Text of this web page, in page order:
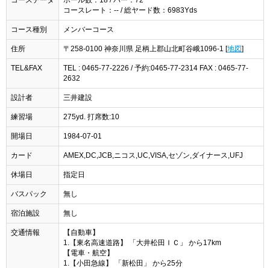
コースレート：-- / 総ヤード数：6983Yds
コース種別 メンバーコース
住所 〒258-0100 神奈川県 足柄上郡山北町谷峨1096-1 [ 地図
TEL&FAX
TEL : 0465-77-2226 / 予約:0465-77-2314 FAX : 0465-77-
2632
設計者 三井建設
練習場 275yd. 打席数:10
開場日 1984-07-01
カード AMEX,DC,JCB,ニコス,UC,VISA,セゾン,ダイナース,UFJ
休場日 指定日
バスパック 無し
宿泊施設 無し
交通情報
【自動車】
1.【東名高速道路】 「大井松田ＩＣ」 から17km
【電車・航空】
1.【小田急線】 「新松田」 から25分